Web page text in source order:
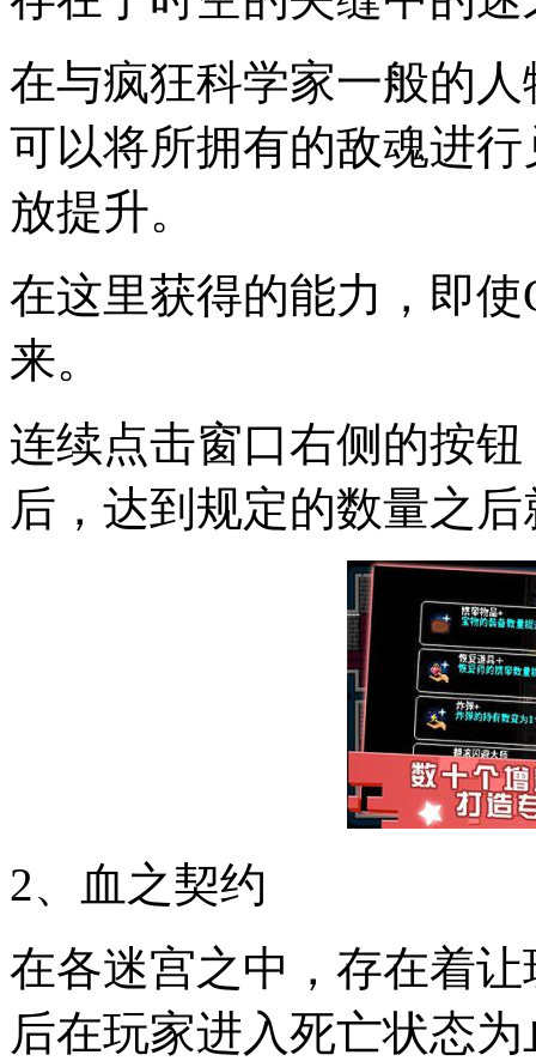
在与疯狂科学家一般的
可以将所拥有的敌魂进
放提升。
在这里获得的能力，即
来。
连续点击窗口右侧的按
后，达到规定的数量之
2、血之契约
在各迷宫之中，存在着
后在玩家进入死亡状态